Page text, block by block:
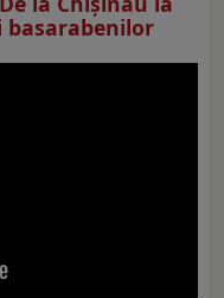
basarabenilor